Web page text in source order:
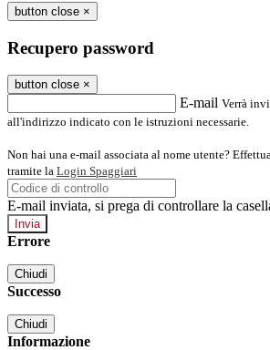
button close ×
Recupero password
button close ×
E-mail Verrà
all'indirizzo indicato con le istruzioni necessarie.
Non hai una e-mail associata al nome utente?
tramite la Login Spaggiari
E-mail inviata, si prega di controllare la
Errore
Chiudi
Successo
Chiudi
Informazione